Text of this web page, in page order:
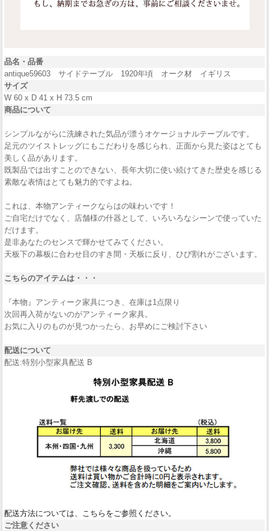
品名・品番
antique59603 サイドテーブル 1920年頃 オーク材 イギリス
サイズ
W 60 x D 41 x H 73.5 cm
商品について
シンプルながらに洗練された気品が漂うオケージョナルテーブルです。
足元のツイストレッグにもこだわりを感じられ、正面から見た姿はとても
美しく品があります。
既製品では出すことのできない、長年大切に使い続けてきた歴史を感じる
素敵な表情はとても魅力的ですよね。
これは、本物アンティークならはの味わいです！
ご自宅だけでなく、店舗様の什器として、いろいろなシーンで使っていた
だけます。
是非あなたのセンスで輝かせてみてください。
天板下の幕板に合わせ目のすき間・天板に反り、ひび割れがございます。
こちらのアイテムは・・・
『本物』アンティーク家具につき、在庫は1点限り
次回再入荷がないのがアンティーク家具。
お気に入りのものが見つかったら、お早めにご検討下さい
配送について
配送:特別小型家具配送 B
配送方法については、こちらをご参照ください。
ご注意ください